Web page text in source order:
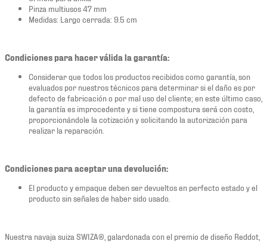
Pinza multiusos 47 mm
Medidas: Largo cerrada: 9.5 cm
Condiciones para hacer válida la garantía:
Considerar que todos los productos recibidos como garantía, son
evaluados por nuestros técnicos para determinar si el daño es por
defecto de fabricación o por mal uso del cliente; en este último caso,
la garantía es improcedente y si tiene compostura será con costo,
proporcionándole la cotización y solicitando la autorización para
realizar la reparación.
Condiciones para aceptar una devolución:
El producto y empaque deben ser devueltos en perfecto estado y el
producto sin señales de haber sido usado.
Nuestra navaja suiza SWIZA®, galardonada con el premio de diseño Reddot,